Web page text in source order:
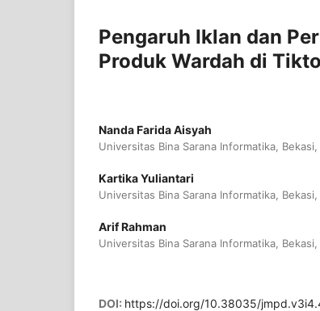
Pengaruh Iklan dan
Produk Wardah di
Nanda Farida Aisyah
Universitas Bina Sarana Informatika,
Kartika Yuliantari
Universitas Bina Sarana Informatika,
Arif Rahman
Universitas Bina Sarana Informatika,
DOI: https://doi.org/10.38035/